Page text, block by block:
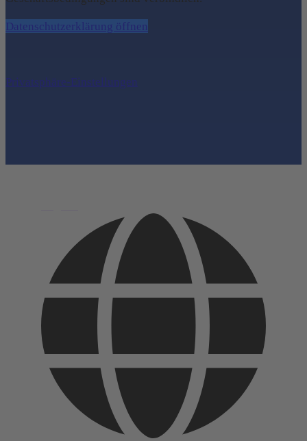
Datenschutzerklärung öffnen
Privatsphäre-Einstellungen